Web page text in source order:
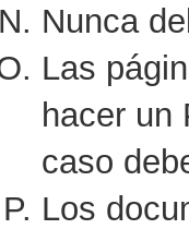
Nunca
Las
hacer un
caso
Los